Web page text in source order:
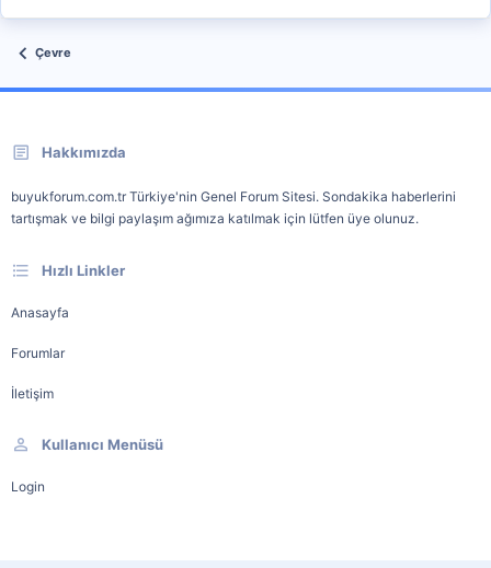
Çevre
Hakkımızda
buyukforum.com.tr Türkiye'nin Genel Forum Sitesi. Sondakika haberlerini
tartışmak ve bilgi paylaşım ağımıza katılmak için lütfen üye olunuz.
Hızlı Linkler
Anasayfa
Forumlar
İletişim
Kullanıcı Menüsü
Login